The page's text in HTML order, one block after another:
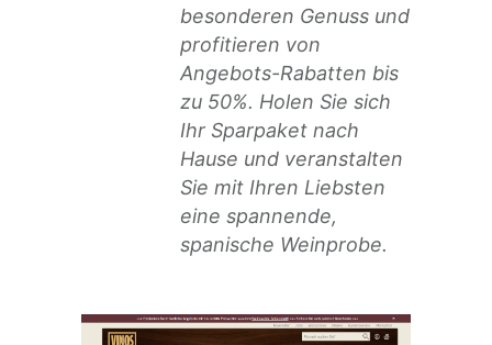
besonderen Genuss und
profitieren von
Angebots-Rabatten bis
zu 50%. Holen Sie sich
Ihr Sparpaket nach
Hause und veranstalten
Sie mit Ihren Liebsten
eine spannende,
spanische Weinprobe.